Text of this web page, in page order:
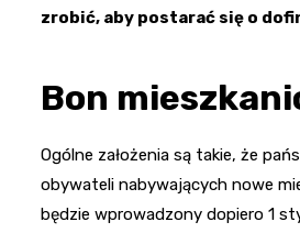
zrobić, aby postarać się o
Bon
Ogólne założenia są takie, że
obywateli nabywających nowe
będzie wprowadzony dopiero 1